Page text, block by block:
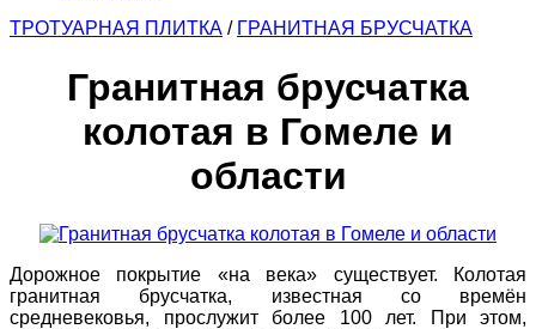
ТРОТУАРНАЯ ПЛИТКА / ГРАНИТНАЯ БРУСЧАТКА
Гранитная брусчатка
колотая в Гомеле и
области
Дорожное покрытие «на века» существует. Колотая
гранитная брусчатка, известная со времён
средневековья, прослужит более 100 лет. При этом,